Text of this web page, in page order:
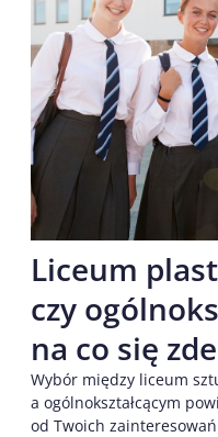
Liceum
czy
na co się
Wybór między liceum
a ogólnokształcącym
od Twoich